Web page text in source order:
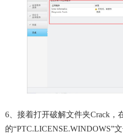
6、接着打开破解文件夹crack，
的“PTC.LICENSE.WINDOWS”